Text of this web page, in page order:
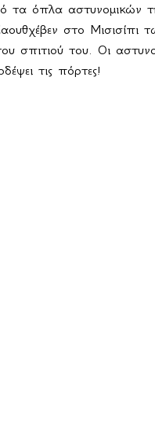
τα όπλα αστυνομικών
στο Μισισίπι
σπιτιού του. Οι
τις πόρτες!